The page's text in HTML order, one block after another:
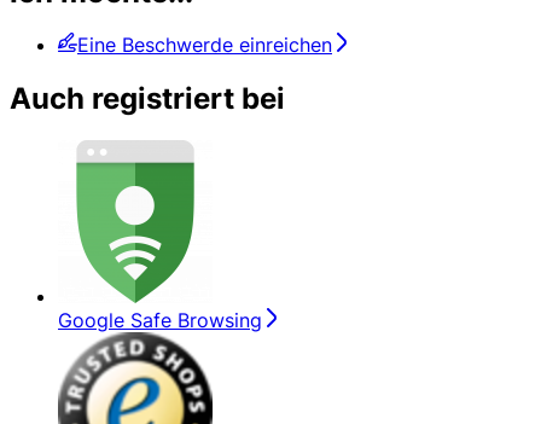
Eine Beschwerde einreichen
Auch registriert bei
Google Safe Browsing